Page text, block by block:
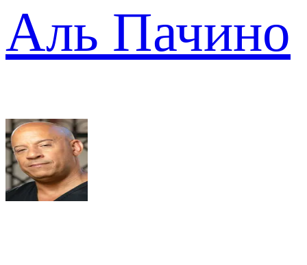
Аль Пачино